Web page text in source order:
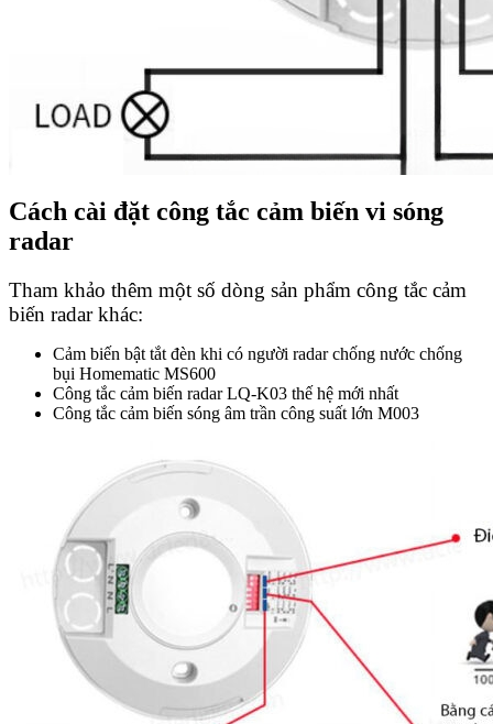
Cách cài đặt công tắc cảm biến vi sóng
radar
Tham khảo thêm một số dòng sản phẩm công tắc cảm
biến radar khác:
Cảm biến bật tắt đèn khi có người radar chống nước chống
bụi Homematic MS600
Công tắc cảm biến radar LQ-K03 thế hệ mới nhất
Công tắc cảm biến sóng âm trần công suất lớn M003